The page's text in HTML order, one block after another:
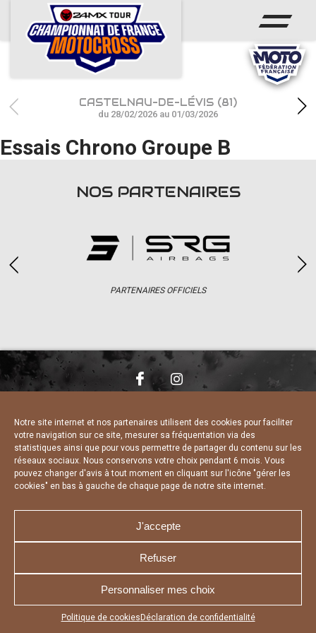
Notre site internet et nos partenaires utilisent des cookies pour faciliter
votre navigation sur ce site, mesurer sa fréquentation via des
statistiques ainsi que pour vous permettre de partager du contenu sur les
réseaux sociaux. Nous conservons votre choix pendant 6 mois. Vous
pouvez changer d'avis à tout moment en cliquant sur l'icône "gérer les
cookies" en bas à gauche de chaque page de notre site internet.
J'accepte
Refuser
Personnaliser mes choix
Politique de cookies Déclaration de confidentialité
Appuyez sur le bouton partager en bas de votre
ACCUEIL
ACTUS
CALENDRIER
RÉSULTATS
PHOTOS / WEB TV
CASTELNAU-DE-LÉVIS (81)
du 28/02/2026 au 01/03/2026
Essais Chrono Groupe B
NOS PARTENAIRES
PARTENAIRES OFFICIELS
CHARTE DE CONFIDENTIALITÉ
DÉCLARATION DE CONFIDENTIALITÉ
POLITIQUE D’UTILISATION DES COOKIES
RÉALISÉ PAR L’AGENCE WEB A3 WEB